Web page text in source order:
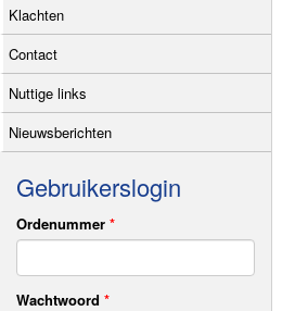
Klachten
Contact
Nuttige links
Nieuwsberichten
Gebruikerslogin
Ordenummer *
Wachtwoord *